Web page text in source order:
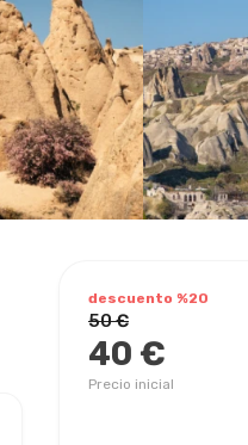
descuento %20
50 €
40 €
Precio inicial